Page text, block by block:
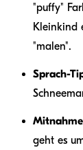
"puffy"
Kleinkind
"malen".
Sprach-
geht es